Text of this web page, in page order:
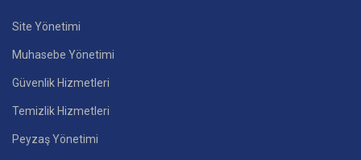
Site Yönetimi
Muhasebe Yönetimi
Güvenlik Hizmetleri
Temizlik Hizmetleri
Peyzaş Yönetimi